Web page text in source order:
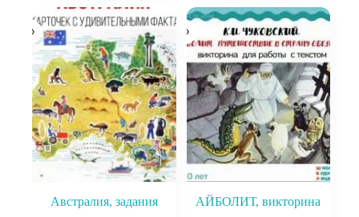
Австралия, задания АЙБОЛИТ, викторина